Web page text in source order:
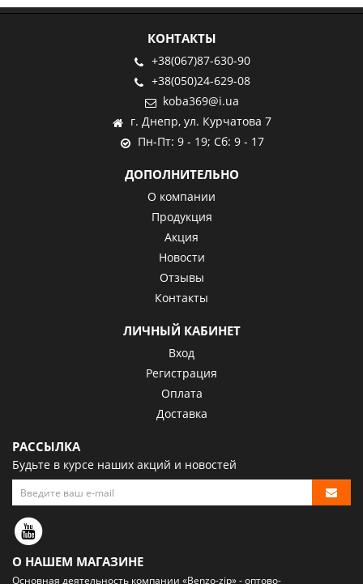
КОНТАКТЫ
+38(067)87-630-90
+38(050)24-629-08
koba369@i.ua
г. Днепр, ул. Курчатова 7
Пн-Пт: 9 - 19; Сб: 9 - 17
ДОПОЛНИТЕЛЬНО
О компании
Продукция
Акция
Новости
Отзывы
Контакты
ЛИЧНЫЙ КАБИНЕТ
Вход
Регистрация
Оплата
Доставка
РАССЫЛКА
Будьте в курсе наших акций и новостей
О НАШЕМ МАГАЗИНЕ
Основная деятельность компании «Benzo-zip» - оптово-